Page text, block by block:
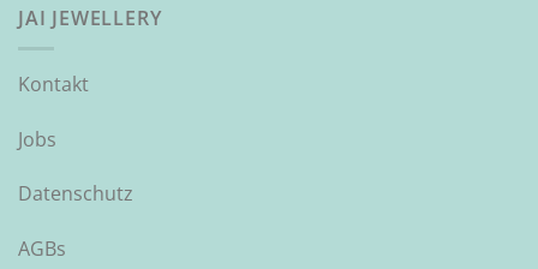
JAI JEWELLERY
Kontakt
Jobs
Datenschutz
AGBs